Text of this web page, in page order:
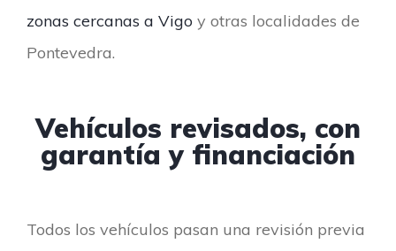
zonas cercanas a Vigo y otras localidades de
Pontevedra.
Vehículos revisados, con
garantía y financiación
Todos los vehículos pasan una revisión previa